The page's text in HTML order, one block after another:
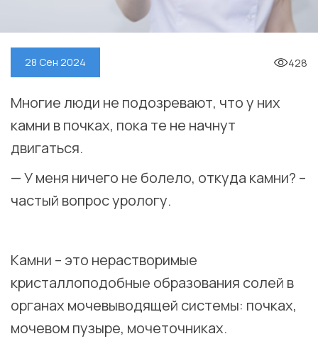
28 Сен 2024 428
Многие люди не подозревают, что у них
камни в почках, пока те не начнут
двигаться.
— У меня ничего не болело, откуда камни? –
частый вопрос урологу.
Камни – это нерастворимые
кристаллоподобные образования солей в
органах мочевыводящей системы: почках,
мочевом пузыре, мочеточниках.